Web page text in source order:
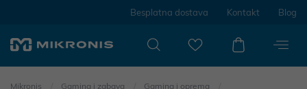
Besplatna dostava Kontakt Blog
Mikronis Gaming i zabava
Gaming i oprema